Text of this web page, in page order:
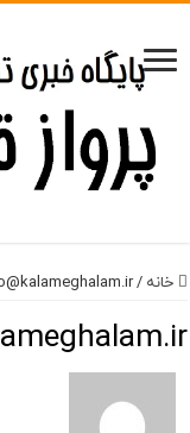
خانه /